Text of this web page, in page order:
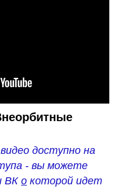
доступно на
- вы можете
ВК о которой идет